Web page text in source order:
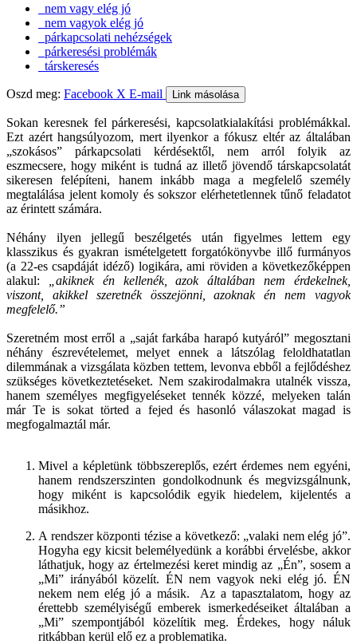
nem vagy elég jó
nem vagyok elég jó
párkapcsolati nehézségek
párkeresési problémák
társkeresés
Oszd meg: Facebook X E-mail Link másolása
Sokan keresnek fel párkeresési, kapcsolatkialakítási problémákkal.
Ezt azért hangsúlyozom, mert ilyenkor a fókusz eltér az általában
„szokásos” párkapcsolati kérdésektől, nem arról folyik az
eszmecsere, hogy miként is tudná az illető jövendő társkapcsolatát
sikeresen felépíteni, hanem inkább maga a megfelelő személy
megtalálása jelent komoly és sokszor elérhetetlennek tűnő feladatot
az érintett számára.
Néhány ilyen jellegű beszélgetés után figyelmes lettem egy
klasszikus és gyakran ismételgetett forgatókönyvbe illő furmányos
(a 22-es csapdáját idéző) logikára, ami röviden a következőképpen
alakul:
„akiknek én kellenék, azok általában nem érdekelnek,
viszont, akikkel szeretnék összejönni, azoknak én nem vagyok
megfelelő.”
Szeretném most erről a „saját farkába harapó kutyáról” megosztani
néhány észrevételemet, melyet ennek a látszólag feloldhatatlan
dilemmának a vizsgálata közben tettem, levonva ebből a fejlődéshez
szükséges következtetéseket. Nem szakirodalmakra utalnék vissza,
hanem személyes megfigyeléseket tennék közzé, melyeken talán
már Te is sokat törted a fejed és hasonló válaszokat magad is
megfogalmaztál már.
Mivel a képletünk többszereplős, ezért érdemes nem egyéni,
hanem rendszerszinten gondolkodnunk és megvizsgálnunk,
hogy miként is kapcsolódik egyik hiedelem, kijelentés a
másikhoz.
A rendszer központi tézise a következő: „valaki nem elég jó”.
Hogyha egy kicsit belemélyedünk a korábbi érvelésbe, akkor
láthatjuk, hogy az értelmezési keret mindig az „Én”, sosem a
„Mi” irányából közelít. ÉN nem vagyok neki elég jó. ÉN
nekem nem elég jó a másik. Az a tapasztalatom, hogy az
érettebb személyiségű emberek ismerkedéseiket általában a
„Mi” szempontjából közelítik meg. Érdekes, hogy náluk
ritkábban kerül elő ez a problematika.